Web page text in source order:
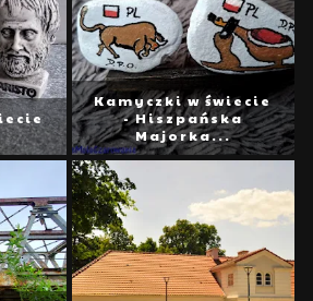
Kamyczki w świecie
- Hiszpańska
Majorka...